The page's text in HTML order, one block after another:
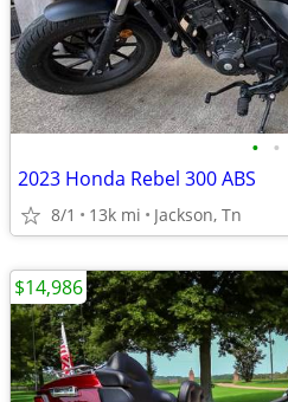
• •
2023 Honda Rebel 300 ABS
8/1 13k mi Jackson, Tn
$14,986